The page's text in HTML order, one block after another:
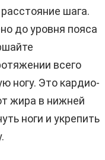
шага.
до уровня пояса
всего
ногу. Это кардио-
жира в нижней
ноги и укрепить